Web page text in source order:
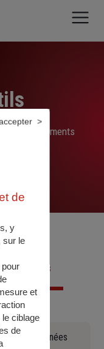
et documents
utiles
des données
de
y
sur le
et
ciblage
de